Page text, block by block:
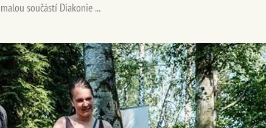
součástí Diakonie ...